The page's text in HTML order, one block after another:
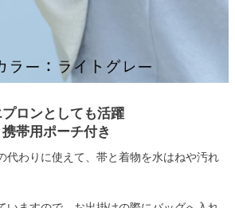
プロンとしても活躍
携帯用ポーチ付き
代わりに使えて、帯と着物を水はねや汚れ